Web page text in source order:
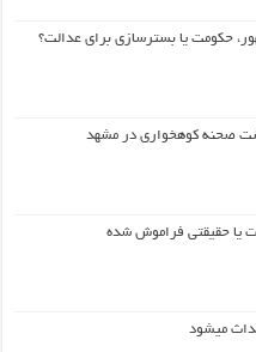
حکومت یا بسترسازی برای عدالت؟
صحنه کوهخواری در مشهد
یا حقیقتی فراموش شده
میشود